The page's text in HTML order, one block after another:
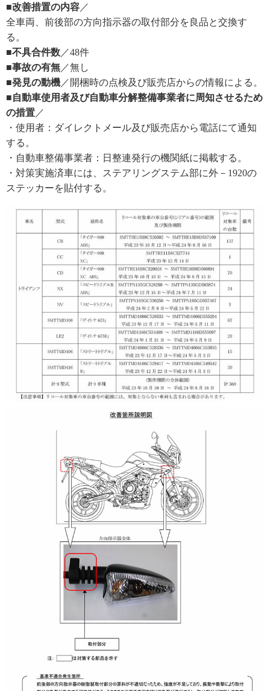
■改善措置の内容／
全車両、前後部の方向指示器の取付部分を良品と交換す
る。
■不具合件数／48件
■事故の有無／無し
■発見の動機／開梱時の点検及び販売店からの情報による。
■自動車使用者及び自動車分解整備事業者に周知させるため
の措置／
・使用者：ダイレクトメール及び販売店から電話にて通知
する。
・自動車整備事業者：日整連発行の機関紙に掲載する。
・対策実施済車には、ステアリングステム部に外－1920の
ステッカーを貼付する。